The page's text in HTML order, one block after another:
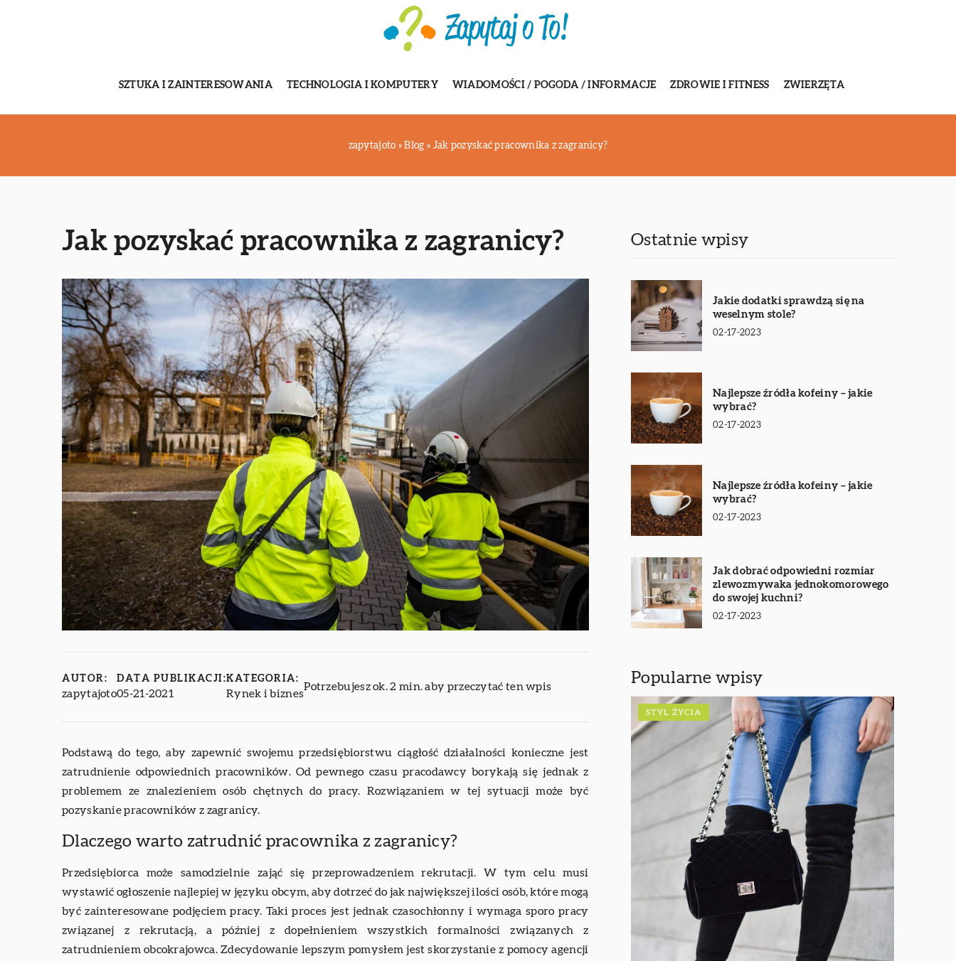
SZTUKA I ZAINTERESOWANIA TECHNOLOGIA I KOMPUTERY WIADOMOŚCI / POGODA / INFORMACJE ZDROWIE I FITNESS ZWIERZĘTA
zapytajoto »Blog » Jak pozyskać pracownika z zagranicy?
Jak pozyskać pracownika z zagranicy?
AUTOR:
zapytajoto
DATA PUBLIKACJI:
05-21-2021
KATEGORIA:
Rynek i biznes
Potrzebujesz ok. 2 min. aby przeczytać ten wpis
Podstawą do tego, aby zapewnić swojemu przedsiębiorstwu ciągłość działalności konieczne jest
zatrudnienie odpowiednich pracowników. Od pewnego czasu pracodawcy borykają się jednak z
problemem ze znalezieniem osób chętnych do pracy. Rozwiązaniem w tej sytuacji może być
pozyskanie pracowników z zagranicy.
Dlaczego warto zatrudnić pracownika z zagranicy?
Przedsiębiorca może samodzielnie zająć się przeprowadzeniem rekrutacji. W tym celu musi
wystawić ogłoszenie najlepiej w języku obcym, aby dotrzeć do jak największej ilości osób, które mogą
być zainteresowane podjęciem pracy. Taki proces jest jednak czasochłonny i wymaga sporo pracy
związanej z rekrutacją, a później z dopełnieniem wszystkich formalności związanych z
zatrudnieniem obcokrajowca. Zdecydowanie lepszym pomysłem jest skorzystanie z pomocy agencji
Ostatnie wpisy
Jakie dodatki sprawdzą się na
weselnym stole?
02-17-2023
Najlepsze źródła kofeiny – jakie
wybrać?
02-17-2023
Najlepsze źródła kofeiny – jakie
wybrać?
02-17-2023
Jak dobrać odpowiedni rozmiar
zlewozmywaka jednokomorowego
do swojej kuchni?
02-17-2023
Popularne wpisy
STYL ŻYCIA